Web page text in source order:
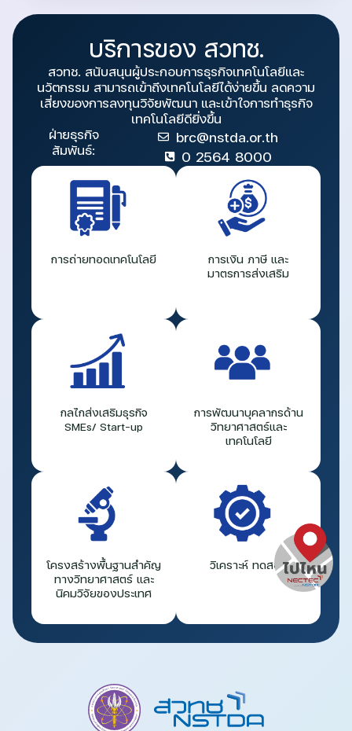
บริการของ สวทช.
สวทช. สนับสนุนผู้ประกอบการธุรกิจเทคโนโลยีและ
นวัตกรรม สามารถเข้าถึงเทคโนโลยีได้ง่ายขึ้น ลดความ
เสี่ยงของการลงทุนวิจัยพัฒนา และเข้าใจการทำธุรกิจ
เทคโนโลยีดียิ่งขึ้น
ฝ่ายธุรกิจ
สัมพันธ์:
brc@nstda.or.th
0 2564 8000
การถ่ายทอดเทคโนโลยี
การเงิน ภาษี และ
มาตรการส่งเสริม
กลไกส่งเสริมธุรกิจ
SMEs/ Start-up
การพัฒนาบุคลากรด้าน
วิทยาศาสตร์และ
เทคโนโลยี
โครงสร้างพื้นฐานสำคัญ
ทางวิทยาศาสตร์ และ
นิคมวิจัยของประเทศ
วิเคราะห์ ทดสอบ